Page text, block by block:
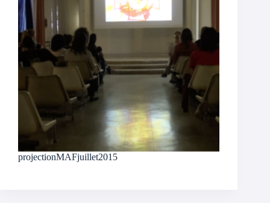
projectionMAFjuillet2015